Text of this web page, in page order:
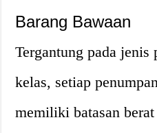
Barang Bawaan
Tergantung pada jenis
kelas, setiap
memiliki batasan